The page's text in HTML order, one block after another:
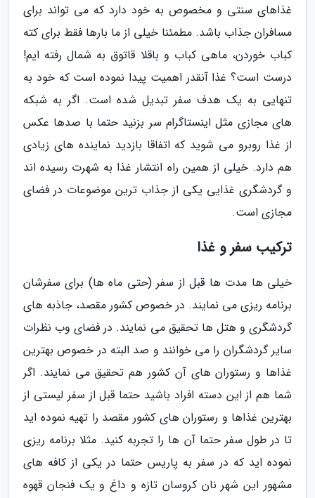
غذاهای سنتی و مخصوص به خود دارد که می تواند برای
مسافران جذاب باشد. مطمئنا خیلی از ما بارها فقط برای کته
کباب خوردن، ماهی کباب و باقلا قاتوق به شمال رفته ایم!
درست است؟ غذا آنقدر اهمیت پیدا نموده است که خود به
تنهایی به یک هدف سفر تبدیل شده است. اگر به شبکه
های مجازی مثل اینستاگرام سر بزنید حتما با صدها عکس
از غذا روبرو می شوید که اتفاقا بازدید نماینده های زیادی
هم دارد. خیلی از همین راه انتشار غذا به شهرت رسیده اند
و گردشگری غذایی یکی از جذاب ترین موضوعات در فضای
مجازی است.
ترکیب سفر و غذا
خیلی ها مدت ها قبل از سفر (حتی ماه ها) برای سفرشان
برنامه ریزی می نمایند. در خصوص کشور مقصد، جاذبه های
گردشگری و هتل ها تحقیق می نمایند. در فضای وب نظرات
سایر گردشگران را می خوانند و صد البته در خصوص بهترین
غذاها و رستوران های آن کشور هم تحقیق می نمایند. اگر
شما هم از این دسته افراد باشید حتما قبل از سفر لیستی از
بهترین غذاها و رستوران های کشور مقصد را تهیه نموده اید
تا در طول سفر حتما آن ها را تجربه کنید. مثلا برنامه ریزی
نموده اید که در سفر به پاریس حتما در یکی از کافه های
مشهور این شهر نان کروسان تازه و داغ و یک فنجان قهوه